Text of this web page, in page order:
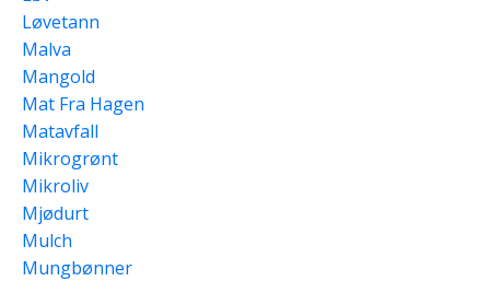
Løvetann
Malva
Mangold
Mat Fra Hagen
Matavfall
Mikrogrønt
Mikroliv
Mjødurt
Mulch
Mungbønner